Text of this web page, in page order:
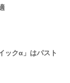
ックα」はパスト